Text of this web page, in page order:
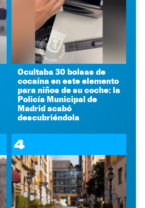
Ocultaba 30 bolsas de
cocaína en este elemento
para niños de su coche: la
Policía Municipal de
Madrid acabó
descubriéndola
4